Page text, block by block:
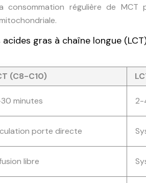
régulière de MCT
gras à chaîne longue
(C8-C10)
minutes 2-
porte directe
libre